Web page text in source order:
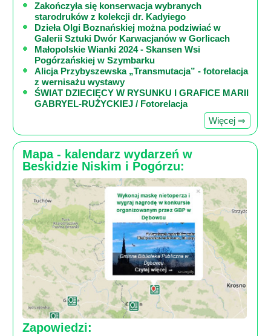
Trasy
Przepisy
Dodaj
przepis
Forum
Wioska
Dom
Ogłoszenia
Rozrywka
Poznaj
Regulamin
ciacho
Zakończyła się konserwacja wybranych
starodruków z kolekcji dr. Kadyiego
Dzieła Olgi Boznańskiej można podziwiać w
Galerii Sztuki Dwór Karwacjanów w Gorlicach
Małopolskie Wianki 2024 - Skansen Wsi
Pogórzańskiej w Szymbarku
Alicja Przybyszewska „Transmutacja” - fotorelacja
z wernisażu wystawy
ŚWIAT DZIECIĘCY W RYSUNKU I GRAFICE MARII
GABRYEL-RUŻYCKIEJ / Fotorelacja
Więcej ⇒
Mapa - kalendarz wydarzeń w
Beskidzie Niskim i Pogórzu:
Zapowiedzi: